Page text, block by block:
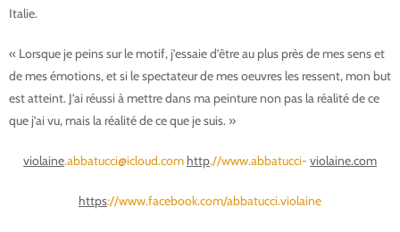
Italie.
« Lorsque je peins sur le motif, j’essaie d’être au plus près de mes sens et
de mes émotions, et si le spectateur de mes oeuvres les ressent, mon but
est atteint. J’ai réussi à mettre dans ma peinture non pas la réalité de ce
que j’ai vu, mais la réalité de ce que je suis. »
violaine.abbatucci@icloud.comhttp.//www.abbatucci-violaine.com
https://www.facebook.com/abbatucci.violaine